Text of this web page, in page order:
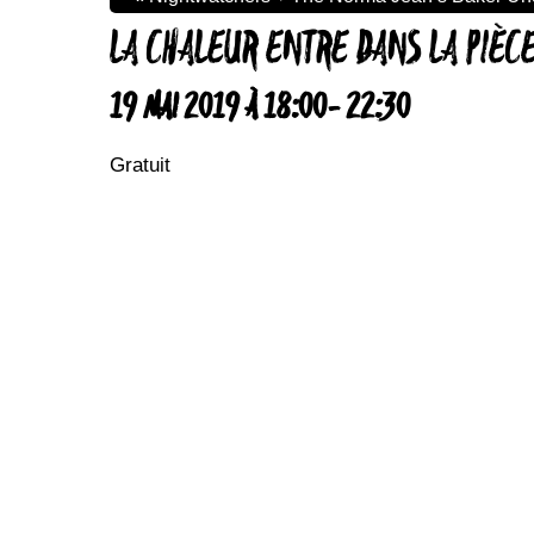
LA CHALEUR ENTRE DANS LA
19 MAI 2019 À 18:00-22:30
Gratuit